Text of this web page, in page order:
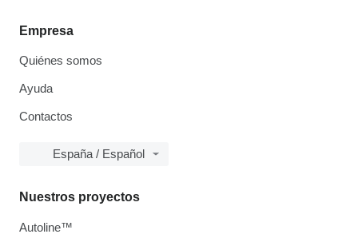
Empresa
Quiénes somos
Ayuda
Contactos
España / Español
Nuestros proyectos
Autoline™